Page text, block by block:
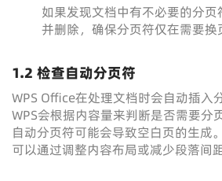
如果发现文档中有不必要的分
并删除，确保分页符仅在需要换
1.2 检查自动分页符
WPS Office在处理文档时会自动插入
WPS会根据内容量来判断是否需要分
自动分页符可能会导致空白页的生成
可以通过调整内容布局或减少段落间